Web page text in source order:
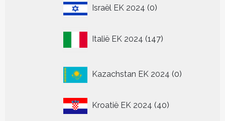
Israël EK 2024 00
Italië EK 2024 147
producten
Kazachstan EK 2024 0
producten
Kroatië EK 2024 4040